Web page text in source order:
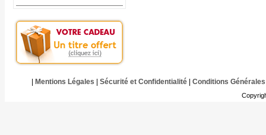
Mentions Légales Sécurité et Confidentialité| Conditions Générales